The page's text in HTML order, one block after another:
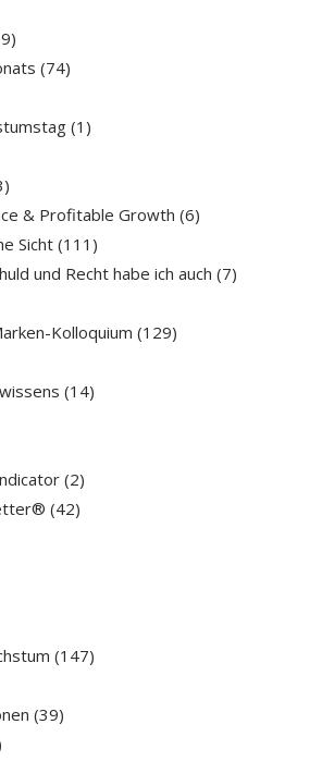
(74)
(1)
& Profitable Growth (6)
Sicht(111)
und Recht habe ich auch (7)
Kolloquium (129)
(14)
(2)
(42)
(147)
(39)